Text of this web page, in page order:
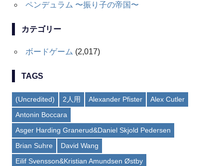
ペンデュラム 〜振り子の帝国〜
カテゴリー
ボードゲーム (2,017)
TAGS
(Uncredited) 2人用 Alexander Pfister
Alex Cutler
Antonin Boccara
Asger Harding Granerud&Daniel Skjold Pedersen
Brian Suhre
David Wang
Eilif Svensson&Kristian Amundsen Østby